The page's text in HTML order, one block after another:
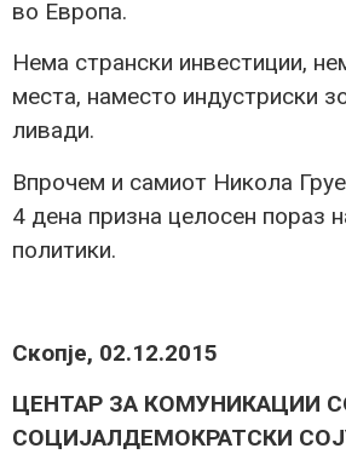
во Европа.
Нема странски инвестиции,
места, наместо индустриски
ливади.
Впрочем и самиот Никола
4 дена призна целосен пораз
политики.
Скопје, 02.12.2015
ЦЕНТАР ЗА КОМУНИКАЦИИ
СОЦИЈАЛДЕМОКРАТСКИ